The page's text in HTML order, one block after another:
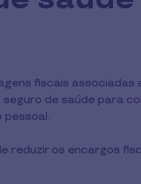
fiscais associadas
seguro de saúde para
pessoal.
reduzir os encargos